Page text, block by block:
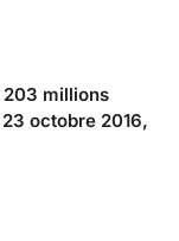
203 millions
octobre 2016,